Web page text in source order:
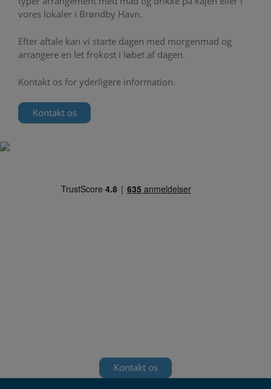
vores lokaler i Brøndby Havn.
Efter aftale kan vi starte dagen med morgenmad og
arrangere en let frokost i løbet af dagen.
Kontakt os for yderligere information.
Kontakt os
Kontakt os